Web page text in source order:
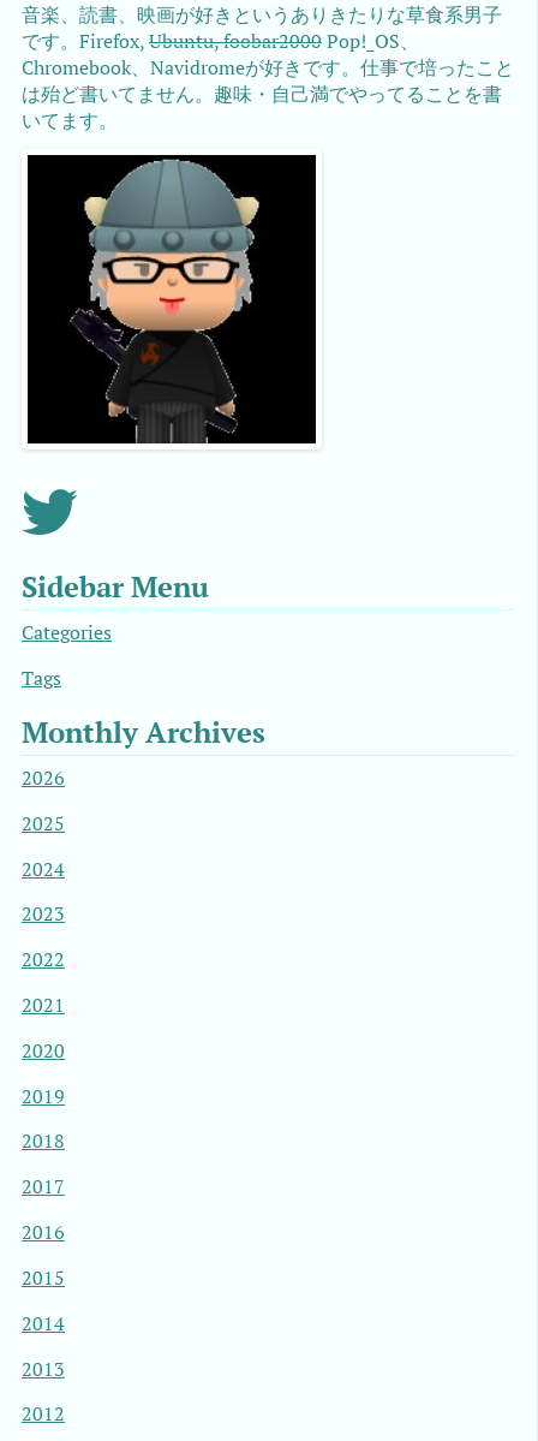
音楽、読書、映画が好きというありきたりな草食系男子
です。Firefox,Ubuntu, foobar2000Pop!_OS、
Chromebook、Navidromeが好きです。仕事で培ったこと
は殆ど書いてません。趣味・自己満でやってることを書
いてます。
Sidebar Menu
Categories
Tags
Monthly Archives
2026
2025
2024
2023
2022
2021
2020
2019
2018
2017
2016
2015
2014
2013
2012